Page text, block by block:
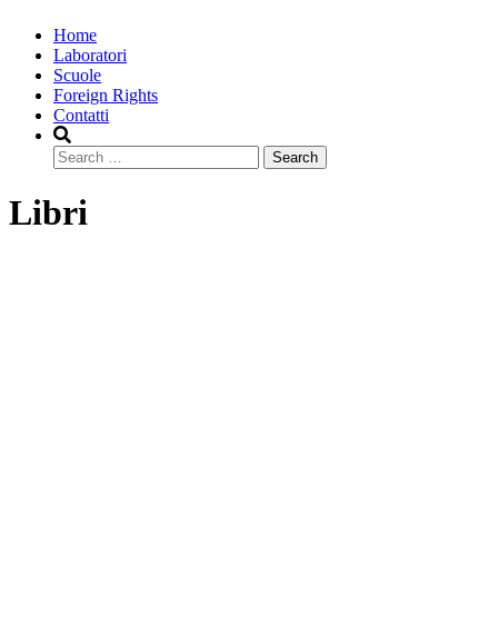
Home
Laboratori
Scuole
Foreign Rights
Contatti
Search
Libri